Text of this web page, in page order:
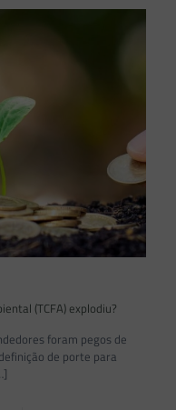
(TCFA) explodiu?
foram pegos de
de porte para